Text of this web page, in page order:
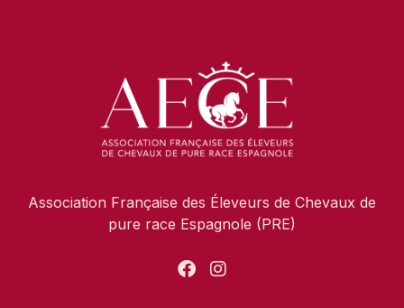
Association Française des Éleveurs de Chevaux de
pure race Espagnole (PRE)